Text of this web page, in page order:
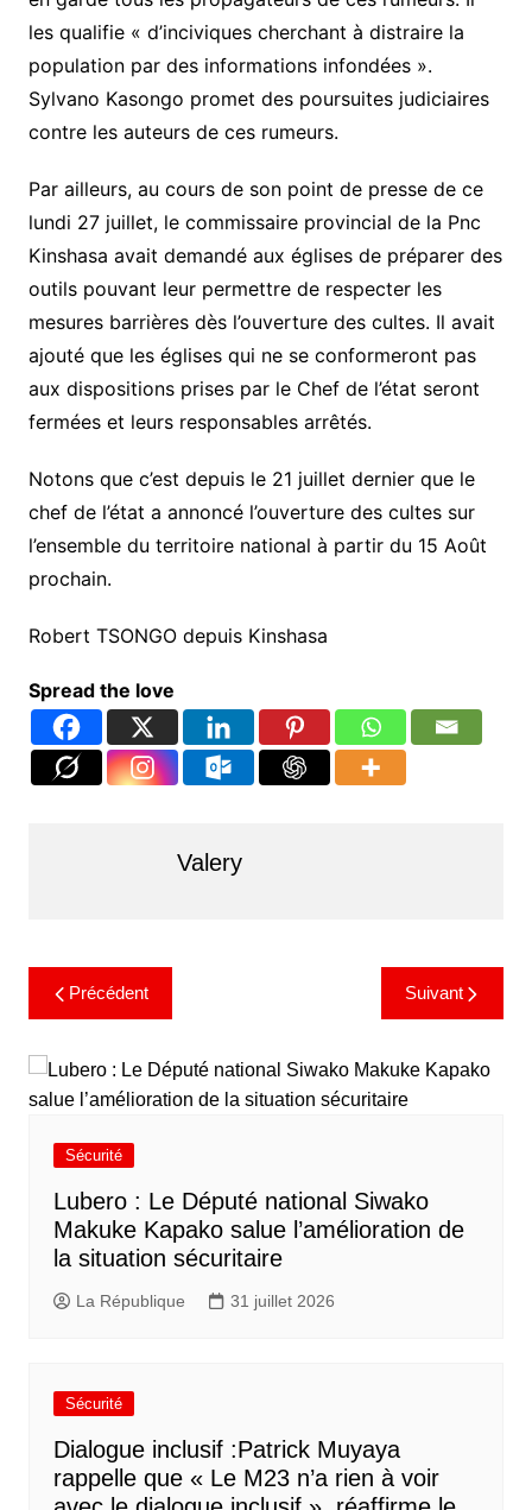
les qualifie « d’inciviques cherchant à distraire la
population par des informations infondées ».
Sylvano Kasongo promet des poursuites judiciaires
contre les auteurs de ces rumeurs.
Par ailleurs, au cours de son point de presse de ce
lundi 27 juillet, le commissaire provincial de la Pnc
Kinshasa avait demandé aux églises de préparer des
outils pouvant leur permettre de respecter les
mesures barrières dès l’ouverture des cultes. Il avait
ajouté que les églises qui ne se conformeront pas
aux dispositions prises par le Chef de l’état seront
fermées et leurs responsables arrêtés.
Notons que c’est depuis le 21 juillet dernier que le
chef de l’état a annoncé l’ouverture des cultes sur
l’ensemble du territoire national à partir du 15 Août
prochain.
Robert TSONGO depuis Kinshasa
Spread the love
Valery
Précédent Suivant
Sécurité
Lubero : Le Député national Siwako
Makuke Kapako salue l’amélioration de
la situation sécuritaire
La République 31 juillet 2026
Sécurité
Dialogue inclusif :Patrick Muyaya
rappelle que « Le M23 n’a rien à voir